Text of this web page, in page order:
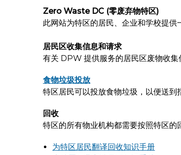
Zero Waste DC (零废弃物特区)
此网站为特区的居民、企业和学校提供
居民区收集信息和请求
有关 DPW 提供服务的居民区废物收集
食物垃圾投放
特区居民可以投放食物垃圾，以便送到
回收
特区的所有物业机构都需要按照特区的
为特区居民翻译回收知识手册